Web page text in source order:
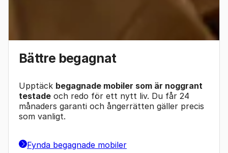
Bättre begagnat
Upptäck begagnade mobiler som är noggrant
testade och redo för ett nytt liv. Du får 24
månaders garanti och ångerrätten gäller precis
som vanligt.
Fynda begagnade mobiler